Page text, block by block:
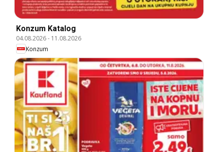
Konzum Katalog
04.08.2026- 11.08.2026
Konzum